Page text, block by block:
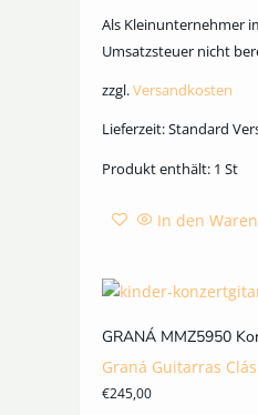
Als Kleinunternehmer
Umsatzsteuer nicht
zzgl.Versandkosten
Lieferzeit:Standard
Produkt enthält: 1 St
In den
GRANÁ MMZ5950
Graná Guitarras
€245,00